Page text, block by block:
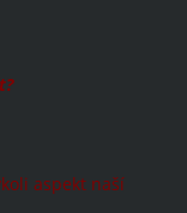
aspekt naší